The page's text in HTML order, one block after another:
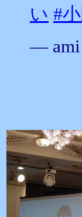
い #
— ami